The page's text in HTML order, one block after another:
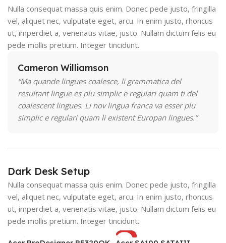
Nulla consequat massa quis enim. Donec pede justo, fringilla
vel, aliquet nec, vulputate eget, arcu. In enim justo, rhoncus
ut, imperdiet a, venenatis vitae, justo. Nullam dictum felis eu
pede mollis pretium. Integer tincidunt.
Cameron Williamson
“Ma quande lingues coalesce, li grammatica del
resultant lingue es plu simplic e regulari quam ti del
coalescent lingues. Li nov lingua franca va esser plu
simplic e regulari quam li existent Europan lingues.”
Dark Desk Setup
Nulla consequat massa quis enim. Donec pede justo, fringilla
vel, aliquet nec, vulputate eget, arcu. In enim justo, rhoncus
ut, imperdiet a, venenatis vitae, justo. Nullam dictum felis eu
pede mollis pretium. Integer tincidunt.
HOT